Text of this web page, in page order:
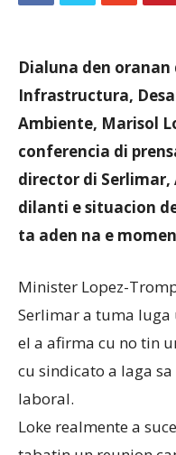
Aruba
Dialuna den
Infrastructura,
Ambiente, Marisol
conferencia di
director di Serlimar,
dilanti e situacion
ta aden na e
Minister Lopez-
Serlimar a tuma luga
el a afirma cu no tin
cu sindicato a laga
laboral.
Loke realmente a